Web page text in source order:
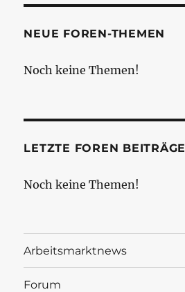
NEUE FOREN-THEMEN
Noch keine Themen!
LETZTE FOREN BEITRÄGE
Noch keine Themen!
Arbeitsmarktnews
Forum